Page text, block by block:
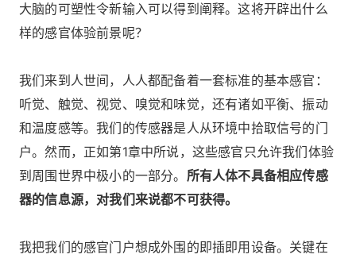
大脑的可塑性令新输入可以得到阐释。这将开辟出什么
样的感官体验前景呢？
我们来到人世间，人人都配备着一套标准的基本感官：
听觉、触觉、视觉、嗅觉和味觉，还有诸如平衡、振动
和温度感等。我们的传感器是人从环境中拾取信号的门
户。然而，正如第1章中所说，这些感官只允许我们体验
到周围世界中极小的一部分。 所有人体不具备相应传感
器的信息源，对我们来说都不可获得。
我把我们的感官门户想成外围的即插即用设备。关键在